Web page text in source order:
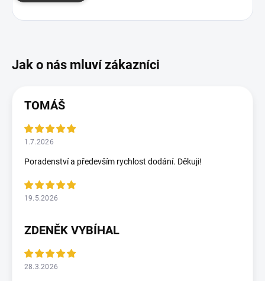
TOMÁŠ
1.7.2026
Poradenství a především rychlost dodání. Děkuji!
19.5.2026
ZDENĚK VYBÍHAL
28.3.2026